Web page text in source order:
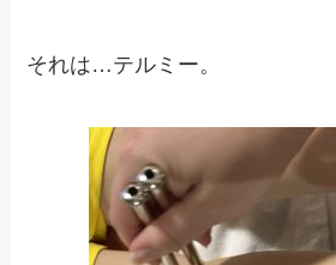
それは…テルミー。